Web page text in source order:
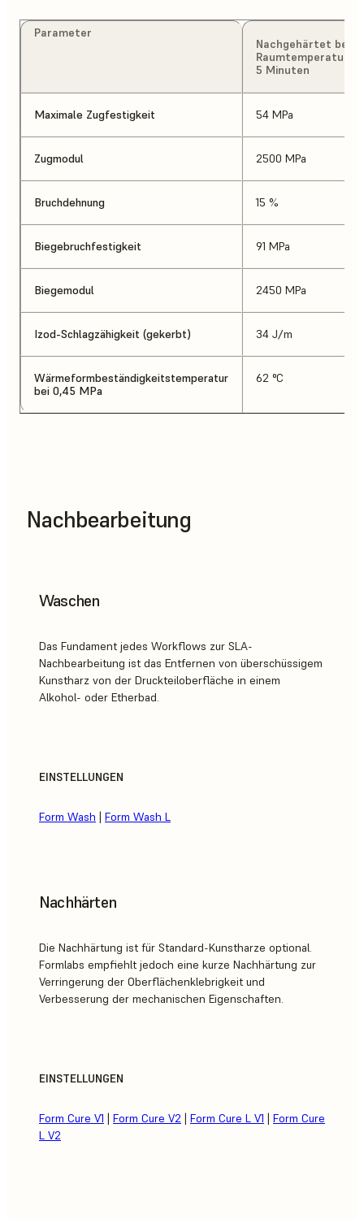
Parameter
Nachgehärtet bei
Raumtemperatur
5 Minuten
Maximale Zugfestigkeit 54 MPa
Zugmodul 2500 MPa
Bruchdehnung 15 %
Biegebruchfestigkeit 91 MPa
Biegemodul 2450 MPa
Izod-Schlagzähigkeit (gekerbt) 34 J/m
Wärmeformbeständigkeitstemperatur
bei 0,45 MPa
62 °C
Nachbearbeitung
Waschen
Das Fundament jedes Workflows zur SLA-
Nachbearbeitung ist das Entfernen von überschüssigem
Kunstharz von der Druckteiloberfläche in einem
Alkohol- oder Etherbad.
EINSTELLUNGEN
Form Wash | Form Wash L
Nachhärten
Die Nachhärtung ist für Standard-Kunstharze optional.
Formlabs empfiehlt jedoch eine kurze Nachhärtung zur
Verringerung der Oberflächenklebrigkeit und
Verbesserung der mechanischen Eigenschaften.
EINSTELLUNGEN
Form Cure V1 | Form Cure V2 | Form Cure L V1 | Form Cure
L V2